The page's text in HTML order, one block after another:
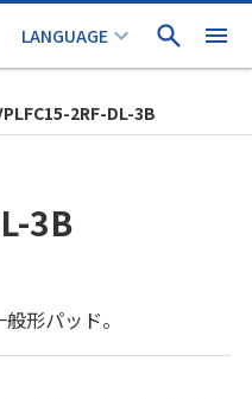
2RF-DL-3B
3B
形パッド。